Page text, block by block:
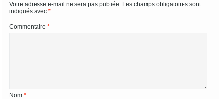
Votre adresse e-mail ne sera pas publiée. Les champs obligatoires sont
indiqués avec*
Commentaire*
Nom*